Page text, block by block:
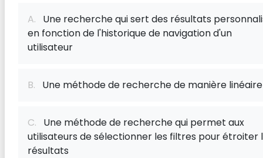
A. Une recherche qui sert des résultats
en fonction de l'historique de navigation d'un
utilisateur
B. Une méthode de recherche de manière linéaire
C. Une méthode de recherche qui permet aux
utilisateurs de sélectionner les filtres pour étroiter
résultats